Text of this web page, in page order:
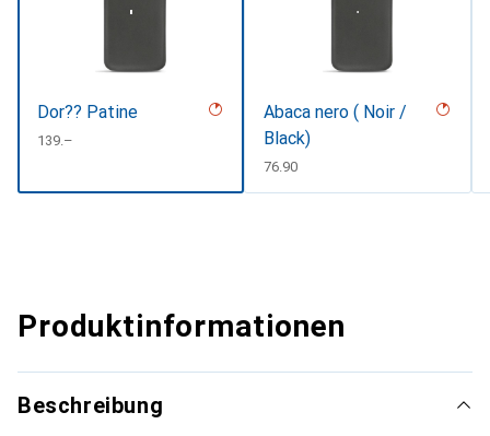
Dor?? Patine
CHF
139.–
Abaca nero ( Noir /
Black)
CHF
76.90
Produktinformationen
Beschreibung